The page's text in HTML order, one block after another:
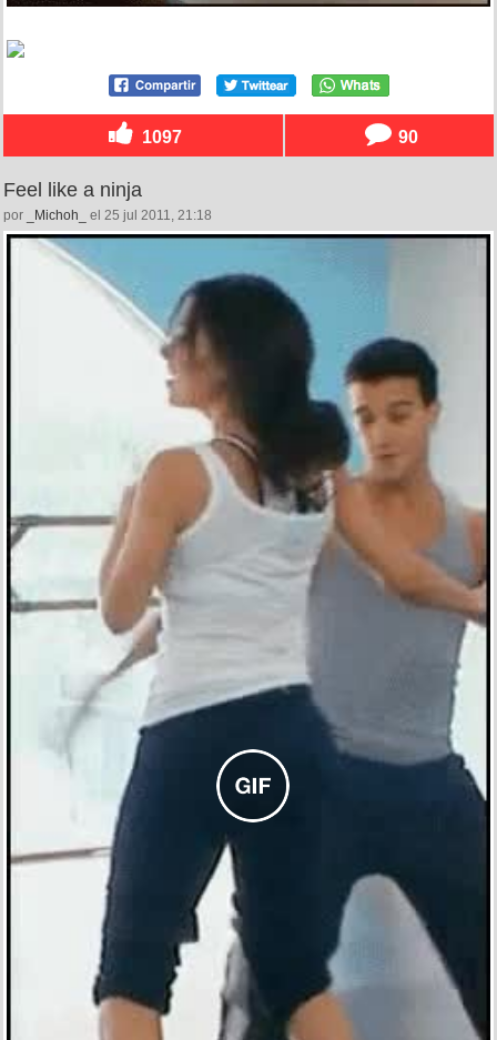
1097 90
Feel like a ninja
por _Michoh_ el 25 jul 2011, 21:18